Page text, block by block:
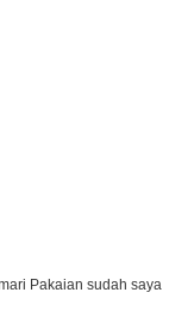
Pakaian sudah saya